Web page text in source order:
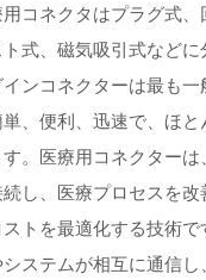
コネクタはプラグ式
式、磁気吸引式など
ンコネクターは最も
、便利、迅速で、ほ
。医療用コネクター
し、医療プロセスを
トを最適化する技術で
ステムが相互に通信